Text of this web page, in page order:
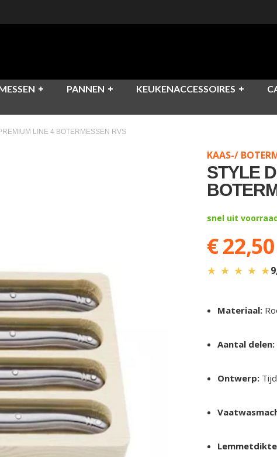
PANNEN KEUKENACCESSOIRES
LINE 4 BOTERMESSEN RVS
KAAS-/
STYLE
snel uit
€ 22,50
★ ★ ★ ★ ★
Materiaal:
Aantal delen:
Ontwerp: